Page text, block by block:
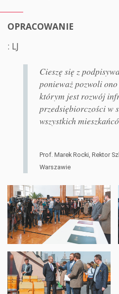
OPRACOWANIE
: LJ
Cieszę się z
ponieważ pozwoli
którym jest rozwój
przedsiębiorczości w
wszystkich
Prof. Marek Rocki, Rektor
Warszawie